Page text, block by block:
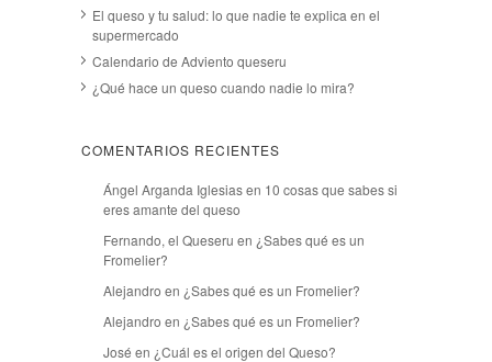
El queso y tu salud: lo que nadie te explica en el
supermercado
Calendario de Adviento queseru
¿Qué hace un queso cuando nadie lo mira?
COMENTARIOS RECIENTES
Ángel Arganda Iglesiasen 10 cosas que sabes si
eres amante del queso
Fernando, el Queseru en ¿Sabes qué es un
Fromelier?
Alejandro en ¿Sabes qué es un Fromelier?
Alejandro en ¿Sabes qué es un Fromelier?
José en ¿Cuál es el origen del Queso?